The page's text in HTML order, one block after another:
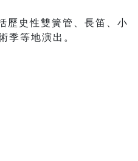
歷史性雙簧管、長笛、小
季等地演出。